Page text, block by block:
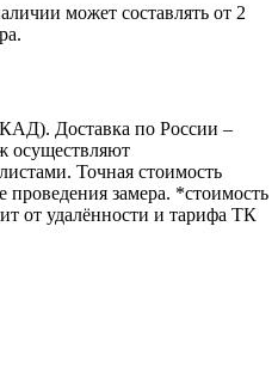
может составлять от 2
Доставка по России –
Точная стоимость
проведения замера. *стоимость
от удалённости и тарифа ТК